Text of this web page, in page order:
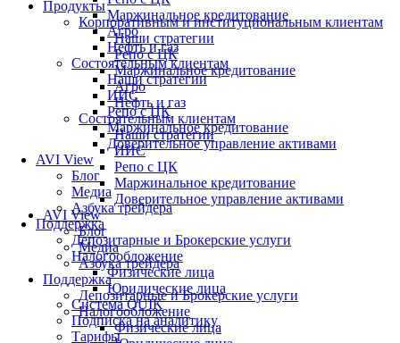
Маржинальное кредитование
Агро
Нефть и газ
Состоятельным клиентам
Наши стратегии
ИИС
Репо с ЦК
Маржинальное кредитование
Доверительное управление активами
AVI View
Блог
Медиа
Азбука трейдера
Поддержка
Депозитарные и Брокерские услуги
Налогообложение
Физические лица
Юридические лица
Система QUIK
Подписка на аналитику
Тарифы
Продукты
Корпоративным и институциональным клиентам
Наши стратегии
Репо с ЦК
Маржинальное кредитование
Агро
Нефть и газ
Состоятельным клиентам
Наши стратегии
ИИС
Репо с ЦК
Маржинальное кредитование
Доверительное управление активами
AVI View
Блог
Медиа
Азбука трейдера
Поддержка
Депозитарные и Брокерские услуги
Налогообложение
Физические лица